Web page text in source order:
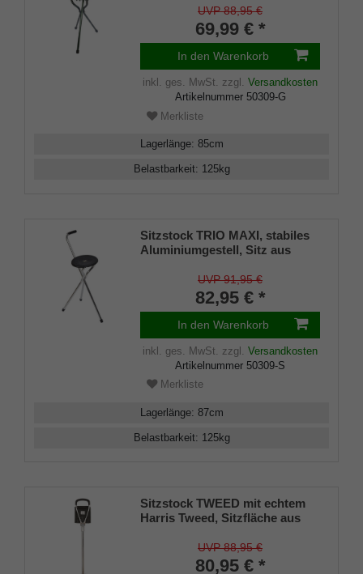
Dreibeinfunktion
UVP 88,95 €
69,99 € *
In den Warenkorb
inkl. ges. MwSt. zzgl. Versandkosten
Artikelnummer 50309-G
Merkliste
Lagerlänge: 85cm
Belastbarkeit: 125kg
Sitzstock TRIO MAXI, stabiles
Aluminiumgestell, Sitz aus
Dreibeinfunktion
UVP 91,95 €
82,95 € *
In den Warenkorb
inkl. ges. MwSt. zzgl. Versandkosten
Artikelnummer 50309-S
Merkliste
Lagerlänge: 87cm
Belastbarkeit: 125kg
Sitzstock TWEED mit echtem
Harris Tweed, Sitzfläche aus
Metall mit Leder überzogen,
Leichtmetall höhenverstellbar
UVP 88,95 €
80,95 € *